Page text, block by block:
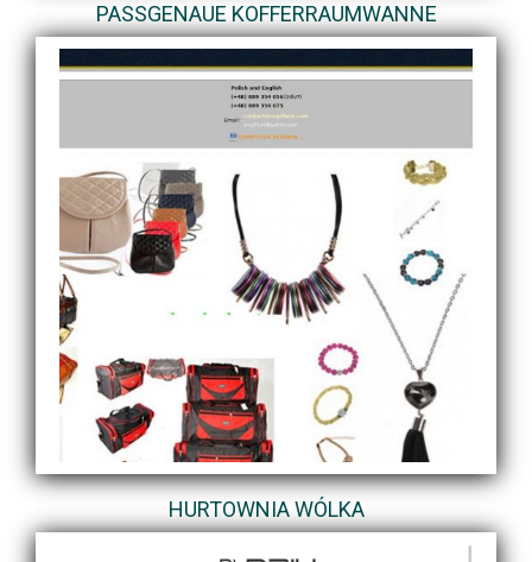
PASSGENAUE KOFFERRAUMWANNE
HURTOWNIA WÓLKA